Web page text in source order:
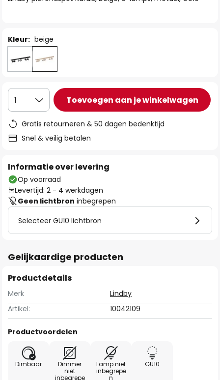
Kleur: beige
1 Toevoegen aan je winkelwagen
Gratis retourneren & 50 dagen bedenktijd
Snel & veilig betalen
Informatie over levering
Op voorraad
Levertijd: 2 - 4 werkdagen
Geen lichtbron inbegrepen
Selecteer GU10 lichtbron
Gelijkaardige producten
Productdetails
Merk
Lindby
Artikel:
10042109
Productvoordelen
Dimbaar
Dimmer
niet
inbegrepe
Lamp niet
inbegrepe
n
GU10